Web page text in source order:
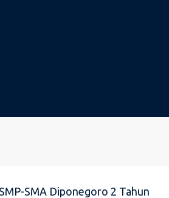
SMA Diponegoro 2 Tahun